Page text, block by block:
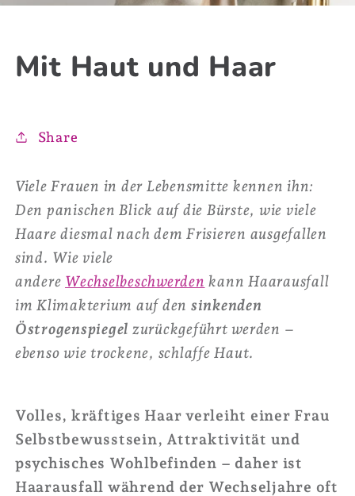
Mit Haut und Haar
Share
Viele Frauen in der Lebensmitte kennen ihn:
Den panischen Blick auf die Bürste, wie viele
Haare diesmal nach dem Frisieren ausgefallen
sind. Wie viele
andere Wechselbeschwerden kann Haarausfall
im Klimakterium auf den sinkenden
Östrogenspiegel zurückgeführt werden –
ebenso wie trockene, schlaffe Haut.
Volles, kräftiges Haar verleiht einer Frau
Selbstbewusstsein, Attraktivität und
psychisches Wohlbefinden – daher ist
Haarausfall während der Wechseljahre oft